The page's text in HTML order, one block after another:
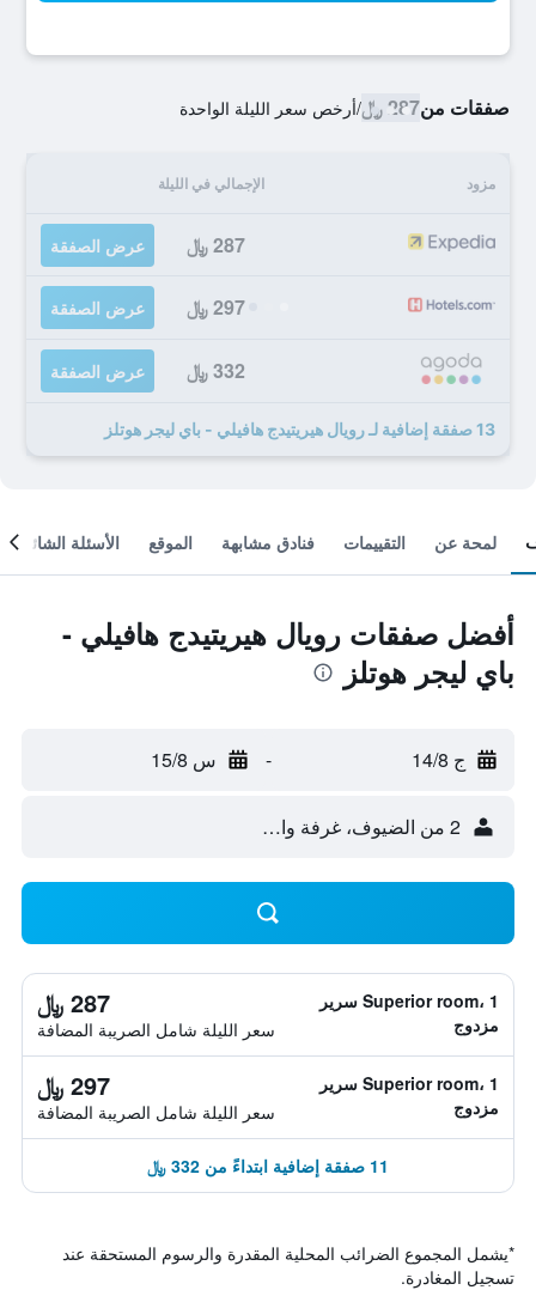
صفقات من287 ﷼ /أرخص سعر الليلة الواحدة
مزود الإجمالي في الليلة
287 ﷼ عرض الصفقة
297 ﷼ عرض الصفقة
332 ﷼ عرض الصفقة
13 صفقة إضافية لـ رويال هيريتيدج هافيلي - باي ليجر هوتلز
لمحة عن التقييمات فنادق مشابهة الموقع الأسئلة الشائعة
أفضل صفقات رويال هيريتيدج هافيلي -
باي ليجر هوتلز
ج 14/8 - س 15/8
2 من الضيوف، غرفة واحدة
Superior room، 1 سرير
مزدوج
287 ﷼
سعر الليلة شامل الصريبة المضافة
Superior room، 1 سرير
مزدوج
297 ﷼
سعر الليلة شامل الصريبة المضافة
11 صفقة إضافية ابتداءً من 332 ﷼
*يشمل المجموع الضرائب المحلية المقدرة والرسوم المستحقة عند
تسجيل المغادرة.